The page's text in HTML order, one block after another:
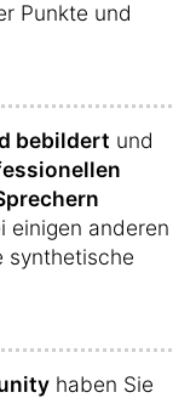
Punkte und
bebildert und
einigen anderen
synthetische
haben Sie